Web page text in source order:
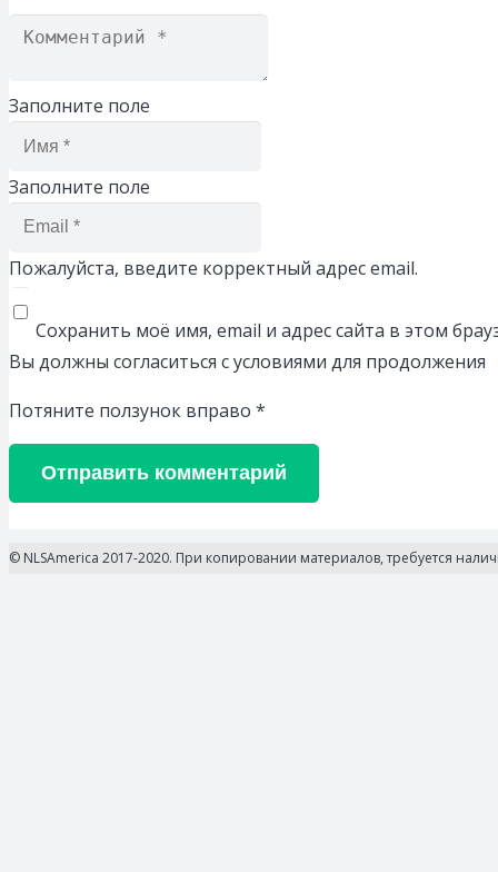
Заполните поле
Заполните поле
Пожалуйста, введите корректный адрес email.
Сохранить моё имя, email и адрес сайта в этом
Вы должны согласиться с условиями для продолжения
Потяните ползунок вправо *
Отправить комментарий
© NLSAmerica 2017-2020. При копировании материалов, требуется